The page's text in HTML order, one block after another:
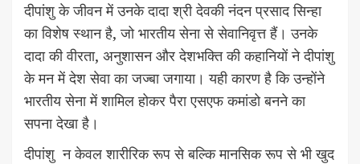
दीपांशु के जीवन में उनके दादा श्री देवकी नंदन प्रसाद सिन्हा
का विशेष स्थान है, जो भारतीय सेना से सेवानिवृत्त हैं। उनके
दादा की वीरता, अनुशासन और देशभक्ति की कहानियों ने दीपांशु
के मन में देश सेवा का जज्बा जगाया। यही कारण है कि उन्होंने
भारतीय सेना में शामिल होकर पैरा एसएफ कमांडो बनने का
सपना देखा है।
दीपांशु न केवल शारीरिक रूप से बल्कि मानसिक रूप से भी खुद